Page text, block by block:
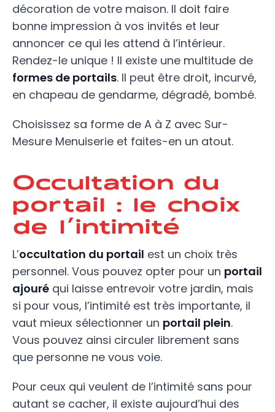
décoration de votre maison. Il doit faire
bonne impression à vos invités et leur
annoncer ce qui les attend à l’intérieur.
Rendez-le unique ! Il existe une multitude de
formes de portails. Il peut être droit, incurvé,
en chapeau de gendarme, dégradé, bombé.
Choisissez sa forme de A à Z avec Sur-
Mesure Menuiserie et faites-en un atout.
Occultation du
portail : le choix
de l’intimité
L’occultation du portail est un choix très
personnel. Vous pouvez opter pour un portail
ajouré qui laisse entrevoir votre jardin, mais
si pour vous, l’intimité est très importante, il
vaut mieux sélectionner un portail plein.
Vous pouvez ainsi circuler librement sans
que personne ne vous voie.
Pour ceux qui veulent de l’intimité sans pour
autant se cacher, il existe aujourd’hui des